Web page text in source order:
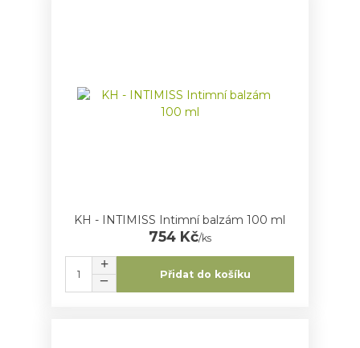
KH - INTIMISS Intimní balzám 100 ml
754 Kč/ks
Přidat do košíku